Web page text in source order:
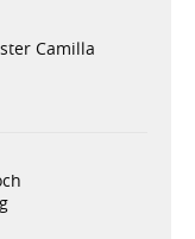
Camilla